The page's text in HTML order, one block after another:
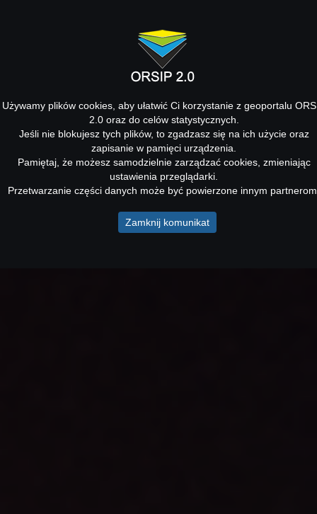
Używamy plików cookies, aby ułatwić Ci korzystanie z geoportalu
2.0 oraz do celów statystycznych.
Jeśli nie blokujesz tych plików, to zgadzasz się na ich użycie oraz
zapisanie w pamięci urządzenia.
Pamiętaj, że możesz samodzielnie zarządzać cookies, zmieniając
ustawienia przeglądarki.
Przetwarzanie części danych może być powierzone innym
Zamknij komunikat